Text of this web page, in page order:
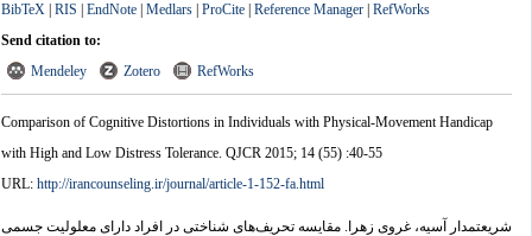
BibTeX|RIS|EndNote|Medlars|ProCite|Reference Manager|RefWorks
Send citation to:
Mendeley
Zotero RefWorks
Comparison of Cognitive Distortions in Individuals with Physical-Movement Handicap
with High and Low Distress Tolerance. QJCR 2015; 14 (55) :40-55
URL:http://irancounseling.ir/journal/article-1-152-fa.html
شریعتمدار آسیه، غروی زهرا. مقایسه تحریف‌های شناختی در افراد دارای معلولیت جسمی